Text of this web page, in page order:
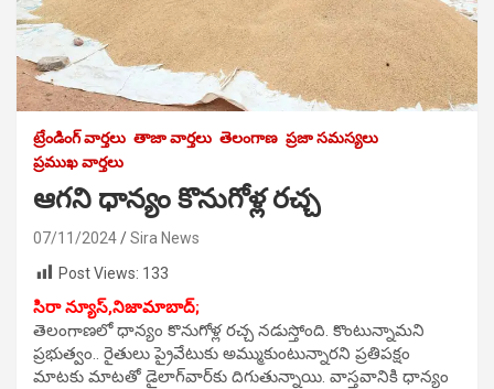
ట్రేండింగ్ వార్తలు తాజా వార్తలు తెలంగాణ ప్రజా సమస్యలు
ప్రముఖ వార్తలు
ఆగని ధాన్యం కొనుగోళ్ల రచ్చ
07/11/2024
Sira News
Post Views: 133
సిరా న్యూస్,నిజామాబాద్;
తెలంగాణలో ధాన్యం కొనుగోళ్ల రచ్చ నడుస్తోంది. కొంటున్నామని
ప్రభుత్వం.. రైతులు ప్రైవేటుకు అమ్ముకుంటున్నారని ప్రతిపక్షం
మాటకు మాటతో డైలాగ్‌వార్‌కు దిగుతున్నాయి. వాస్తవానికి ధాన్యం